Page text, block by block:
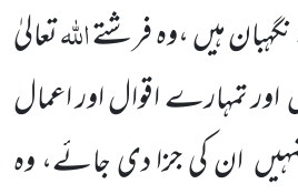
ہیں ،وہ فرشتےاللّٰہتعالیٰ
اور تمہارے اقوال اور اعمال
ان کی جزا دی جائے، وہ